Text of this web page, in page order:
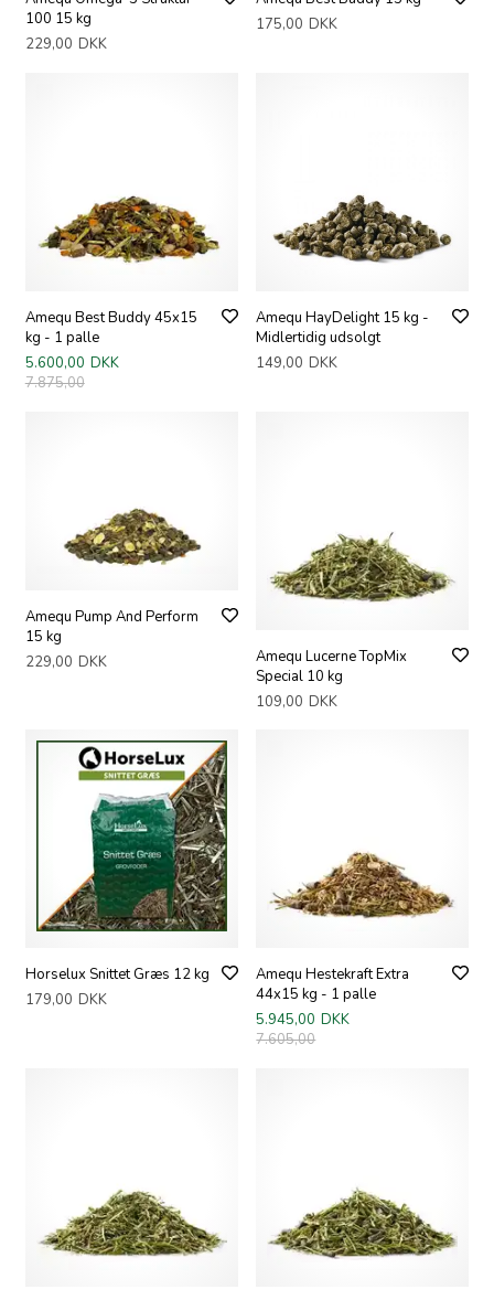
100 15 kg
229,00 DKK
175,00 DKK
Amequ Best Buddy 45x15
kg - 1 palle
5.600,00 DKK
7.875,00
Amequ HayDelight 15 kg -
Midlertidig udsolgt
149,00 DKK
Amequ Pump And Perform
15 kg
229,00 DKK
Amequ Lucerne TopMix
Special 10 kg
109,00 DKK
Horselux Snittet Græs 12 kg
179,00 DKK
Amequ Hestekraft Extra
44x15 kg - 1 palle
5.945,00 DKK
7.605,00